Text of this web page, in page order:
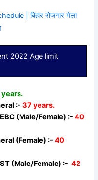
| बिहार रोजगार मेला
2022 Age limit
years.
:-37 years.
(Male/Female) :-40
(Female) :-40
(Male/Female) :-42